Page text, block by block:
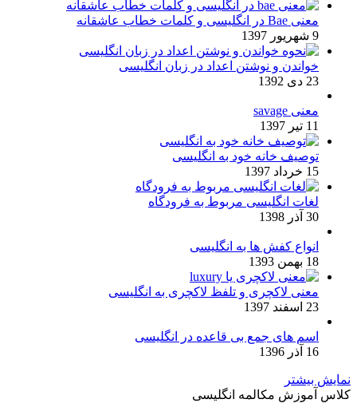
معنی Bae در انگلیسی و کلمات خطاب عاشقانه
9 شهریور 1397
خواندن و نوشتن اعداد در زبان انگلیسی
23 دی 1392
معنی savage
11 تیر 1397
توصیف خانه خود به انگلیسی
15 خرداد 1397
لغات انگلیسی مربوط به فرودگاه
30 آذر 1398
انواع کفش ها به انگلیسی
18 بهمن 1393
معنی لاکچری و تلفظ لاکچری به انگلیسی
23 اسفند 1397
اسم های جمع بی قاعده در انگلیسی
16 آذر 1396
نمایش بیشتر
کلاس آموزش مکالمه انگلیسی